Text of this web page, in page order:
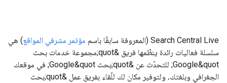
Search Central Live (المعروفة سابقًا باسم مؤتمر مشرفي المواقع) هي
سلسلة فعاليات رائدة ينظّمها فريق &quot;مجموعة خدمات بحث
Google&quot; للتحدّث عن &quot;بحث Google&quot; في موقعك
الجغرافي وبلغتك، ولتوفير مكان لك للّقاء بفريق عمل &quot;بحث